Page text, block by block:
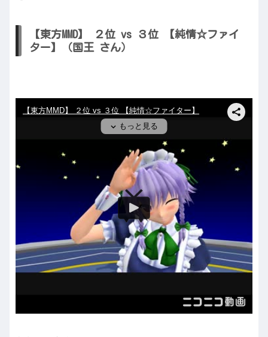
【東方MMD】 ２位 vs ３位 【純情☆ファイ
ター】（国王 さん）